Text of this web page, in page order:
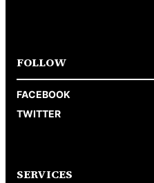
FOLLOW
FACEBOOK
TWITTER
SERVICES